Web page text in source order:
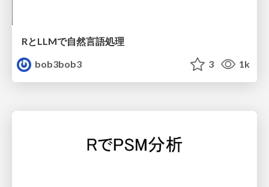
RとLLMで自然言語処理
bob3bob3
3 1k